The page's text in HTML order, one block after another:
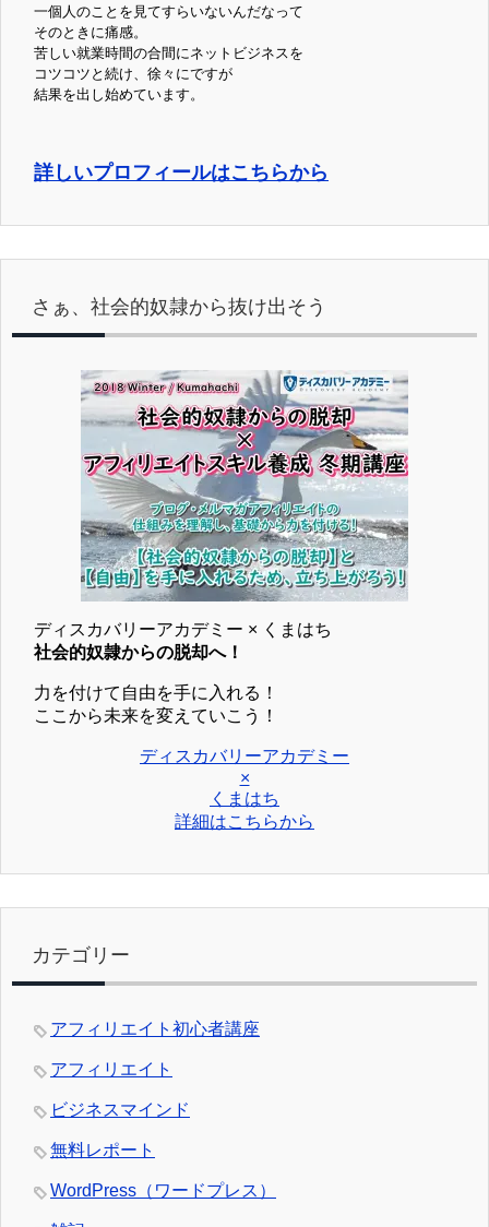
一個人のことを見てすらいないんだなって
そのときに痛感。
苦しい就業時間の合間にネットビジネスを
コツコツと続け、徐々にですが
結果を出し始めています。
詳しいプロフィールはこちらから
さぁ、社会的奴隷から抜け出そう
ディスカバリーアカデミー × くまはち
社会的奴隷からの脱却へ！
力を付けて自由を手に入れる！
ここから未来を変えていこう！
ディスカバリーアカデミー
×
くまはち
詳細はこちらから
カテゴリー
アフィリエイト初心者講座
アフィリエイト
ビジネスマインド
無料レポート
WordPress（ワードプレス）